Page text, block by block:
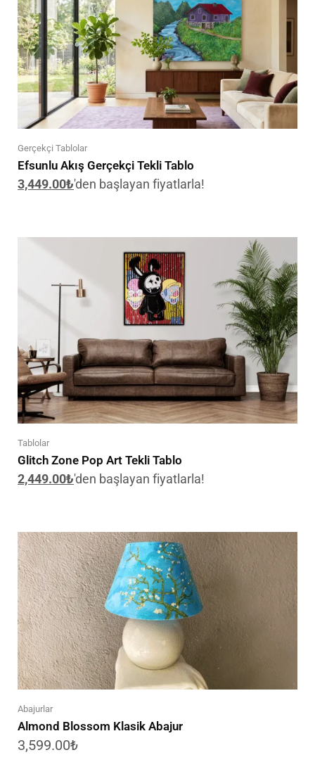
Gerçekçi Tablolar
Efsunlu Akış Gerçekçi Tekli Tablo
3,449.00₺'den başlayan fiyatlarla!
Tablolar
Glitch Zone Pop Art Tekli Tablo
2,449.00₺'den başlayan fiyatlarla!
Abajurlar
Almond Blossom Klasik Abajur
3,599.00₺